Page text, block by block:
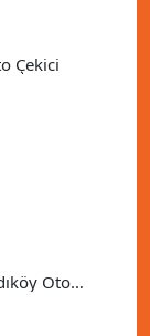
Çekici
Oto